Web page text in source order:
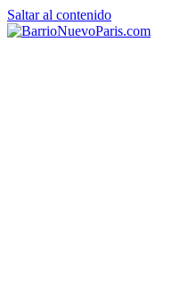
Saltar al contenido